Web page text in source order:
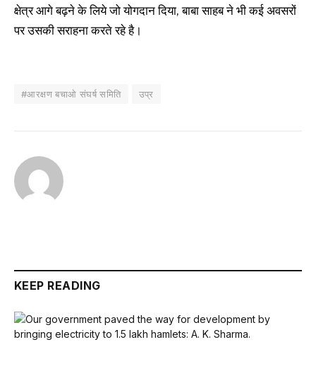
क्षेत्र आगे बढ़ने के लिये जो योगदान दिया, बाबा साहब ने भी कई अवसरों
पर उसकी सराहना करते रहे है।
#आरक्षण बचाओ संघर्ष समिति उप्र
KEEP READING